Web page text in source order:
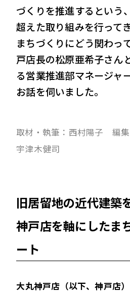
会社案内
IR
サステナビリティ
ニ
採用情報
お
づくりを推進するという
超えた取り組みを行って
まちづくりにどう関わっ
戸店長の松原亜希子さん
る営業推進部マネージャ
お話を伺いました。
取材・執筆：西村陽子 編
宇津木健司
旧居留地の近代建築
神戸店を軸にしたま
ート
――大丸神戸店（以下、神戸店